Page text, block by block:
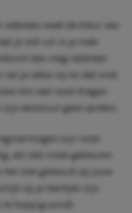
weet de kleur van
je ook uit in je rode
dan mag iedereen
val je zeker op en dat vind
die veel rood dragen
zijn absoluut geen
quitters
zijn rood-
als iets moet gebeuren
het niet gebeurd op jouw
op je teentjes zijn
te koppig wordt